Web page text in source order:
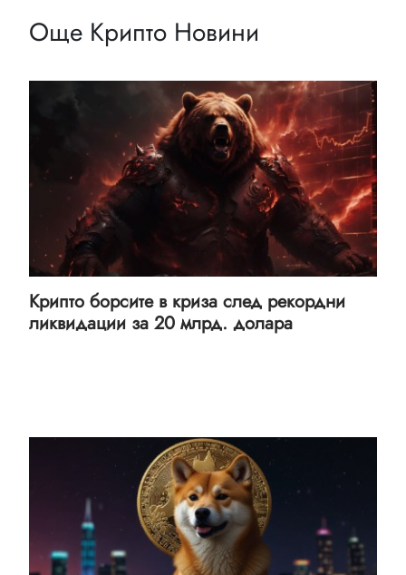
Още Крипто Новини
Крипто борсите в криза след рекордни
ликвидации за 20 млрд. долара